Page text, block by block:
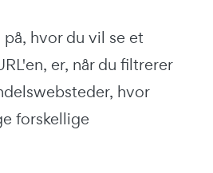
hvor du vil se et
er, når du filtrerer
hvor
forskellige